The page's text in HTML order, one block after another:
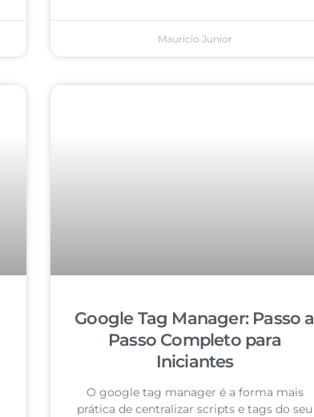
Mauricio Junior
Google Tag Manager: Passo a
Passo Completo para
Iniciantes
O google tag manager é a forma mais
prática de centralizar scripts e tags do seu